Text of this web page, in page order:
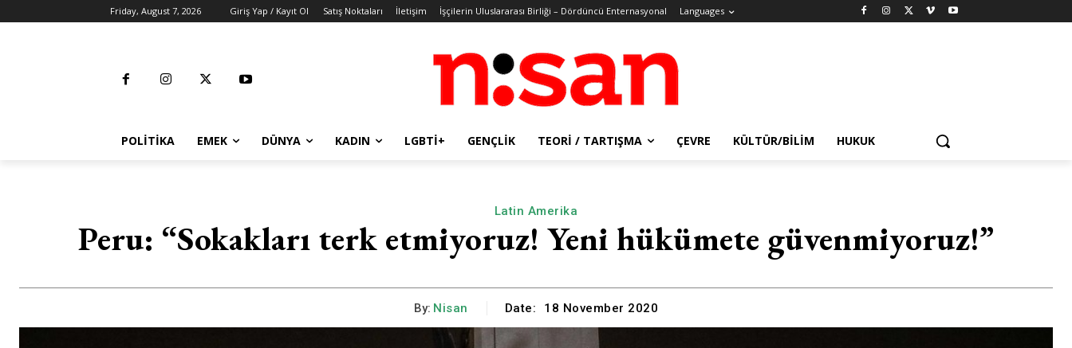
Friday, August 7, 2026 Giriş Yap / Kayıt Ol Satış Noktaları İletişim İşçilerin Uluslararası Birliği – Dördüncü Enternasyonal Languages
POLITIKA EMEK DÜNYA KADIN LGBTİ+ GENÇLIK TEORI / TARTIŞMA ÇEVRE KÜLTÜR/BILIM HUKUK
Latin Amerika
Peru: “Sokakları terk etmiyoruz! Yeni hükümete güvenmiyoruz!”
By: Nisan Date: 18 November 2020